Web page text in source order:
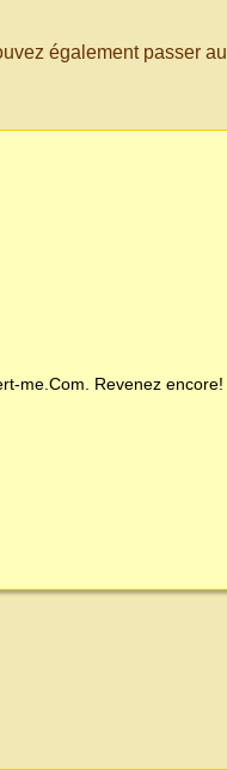
également passer au
me.Com . Revenez encore!